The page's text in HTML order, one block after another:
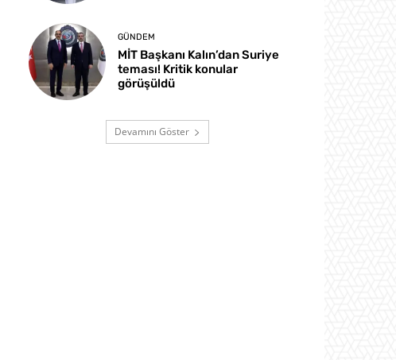
GÜNDEM
MİT Başkanı Kalın’dan Suriye
teması! Kritik konular
görüşüldü
Devamını Göster